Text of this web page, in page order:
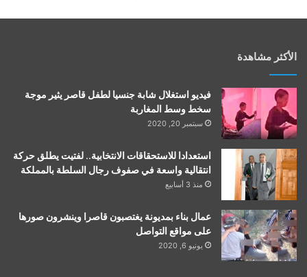
الأكثر مشاهدة
فيديو استغلال شابة جنسيا لطفل قاصر يثير موجة
سخط وسط المغاربة
سبتمبر 20, 2020
استعدادا للاستحقاقات الانتخابية.. لفتيت يطلق حركة
انتقالية واسعة في صفوف رجال السلطة بالمملكة
منذ 3 أسابيع
عمال بناء بمديونة يغتصبون قاصرا وينشرون صورها
على مواقع التواصل
يونيو 6, 2020